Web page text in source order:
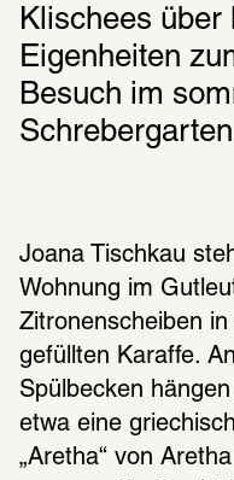
Klischees über
Eigenheiten
Besuch im
Joana Tischkau
Wohnung im
Zitronenscheiben
gefüllten Karaffe.
Spülbecken
etwa eine
„Aretha“ von